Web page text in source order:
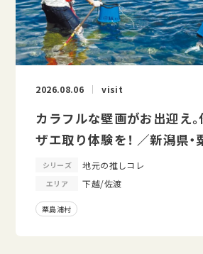
2026.08.06 visit
カラフルな壁画がお出迎え
ザエ取り体験を！ ／新潟県・
シリーズ 地元の推しコレ
エリア 下越/佐渡
粟島浦村